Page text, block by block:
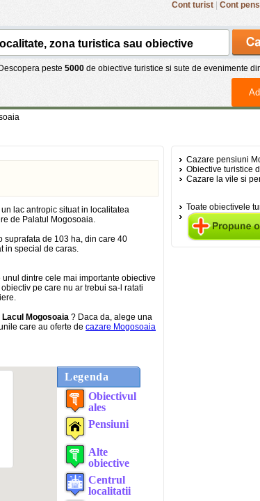
Cont turist Cont
peste 5000 de obiective turistice si sute de evenimente
lac antropic situat in localitatea
de Palatul Mogosoaia.
suprafata de 103 ha, din care 40
in special de caras.
unul dintre cele mai importante obiective
obiectiv pe care nu ar trebui sa-l ratati
Lacul Mogosoaia ? Daca da, alege una
care au oferte de cazare Mogosoaia
Cazare pensiuni
Obiective turistice
Cazare la vile si
Toate obiectivele